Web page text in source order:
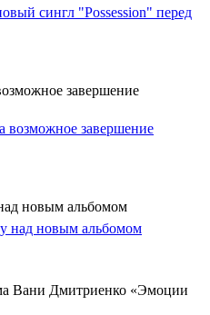
завершение
новым альбомом
Вани Дмитриенко «Эмоции